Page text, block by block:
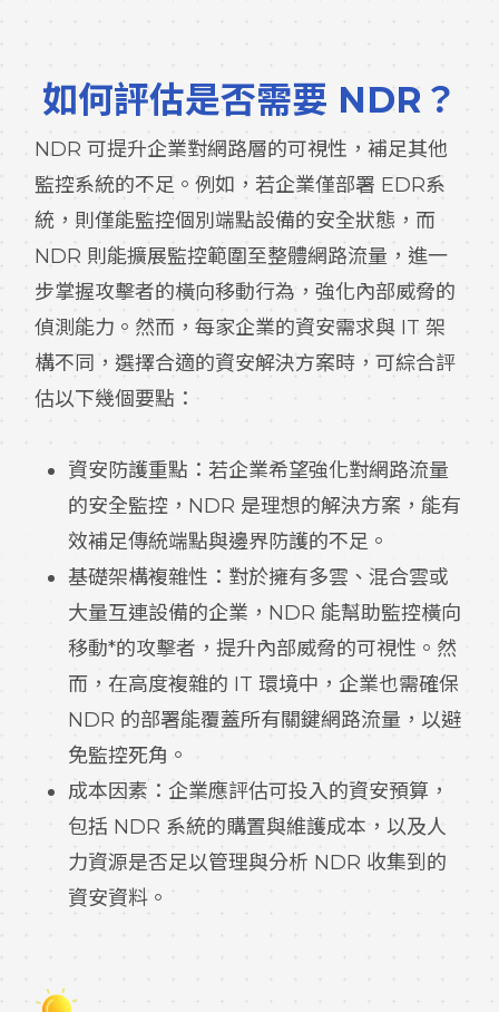
如何評估是否需要 NDR？
NDR 可提升企業對網路層的可視性，補足其他
監控系統的不足。例如，若企業僅部署 EDR系
統，則僅能監控個別端點設備的安全狀態，而
NDR 則能擴展監控範圍至整體網路流量，進一
步掌握攻擊者的橫向移動行為，強化內部威脅的
偵測能力。然而，每家企業的資安需求與 IT 架
構不同，選擇合適的資安解決方案時，可綜合評
估以下幾個要點：
資安防護重點：若企業希望強化對網路流量
的安全監控，NDR 是理想的解決方案，能有
效補足傳統端點與邊界防護的不足。
基礎架構複雜性：對於擁有多雲、混合雲或
大量互連設備的企業，NDR 能幫助監控橫向
移動*的攻擊者，提升內部威脅的可視性。然
而，在高度複雜的 IT 環境中，企業也需確保
NDR 的部署能覆蓋所有關鍵網路流量，以避
免監控死角。
成本因素：企業應評估可投入的資安預算，
包括 NDR 系統的購置與維護成本，以及人
力資源是否足以管理與分析 NDR 收集到的
資安資料。